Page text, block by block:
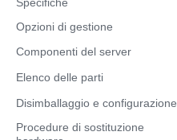
Opzioni di gestione
Componenti del server
Elenco delle parti
Disimballaggio e configurazione
Procedure di sostituzione